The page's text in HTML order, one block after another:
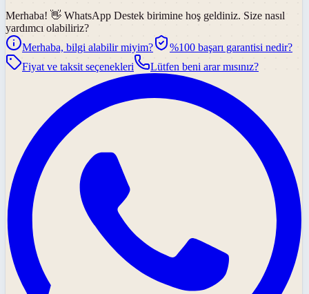
Merhaba! 👋 WhatsApp Destek birimine hoş geldiniz. Size nasıl
yardımcı olabiliriz?
Merhaba, bilgi alabilir miyim?
%100 başarı garantisi nedir?
Fiyat ve taksit seçenekleri
Lütfen beni arar mısınız?